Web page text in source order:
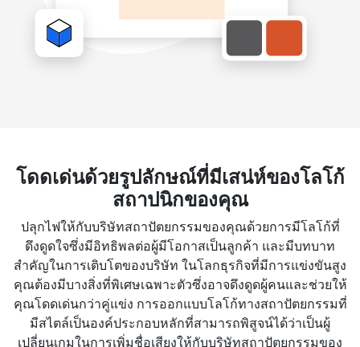
โดดเด่นด้วยรูปลักษณ์ที่มีเสน่ห์ของโลโก้
สถาปนิกของคุณ
ปลุกไฟให้กับบริษัทสถาปัตยกรรมของคุณด้วยการมีโลโก้ที่
ดึงดูดใจซึ่งมีอิทธิพลต่อผู้มีโอกาสเป็นลูกค้า และมีบทบาท
สำคัญในการเติบโตของบริษัท ในโลกธุรกิจที่มีการแข่งขันสูง
คุณต้องมีบางสิ่งที่พิเศษเฉพาะตัวซึ่งอาจดึงดูดผู้คนและช่วยให้
คุณโดดเด่นกว่าคู่แข่ง การออกแบบโลโก้ทางสถาปัตยกรรมที่
มีสไตล์เป็นองค์ประกอบหลักที่สามารถพิสูจน์ได้ว่าเป็นผู้
เปลี่ยนเกมในการเพิ่มชื่อเสียงให้กับบริษัทสถาปัตยกรรมของ